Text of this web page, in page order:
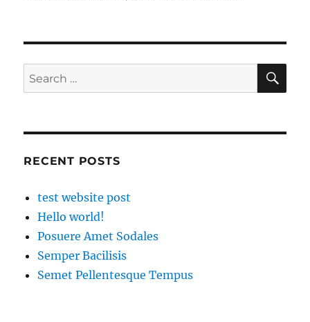
Search
for:
RECENT POSTS
test website post
Hello world!
Posuere Amet Sodales
Semper Bacilisis
Semet Pellentesque Tempus